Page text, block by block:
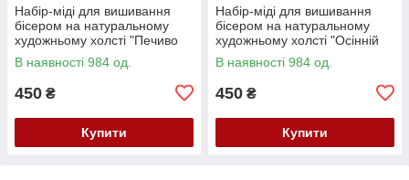
Набір-міді для вишивання
бісером на натуральному
художньому холсті "Печиво
для Санти" Абрис Арт AMB-
148
В наявності 984 од.
450 ₴
Купити
Набір-міді для вишивання
бісером на натуральному
художньому холсті "Осінній
квартал" Абрис Арт AMB-147
В наявності 984 од.
450 ₴
Купити